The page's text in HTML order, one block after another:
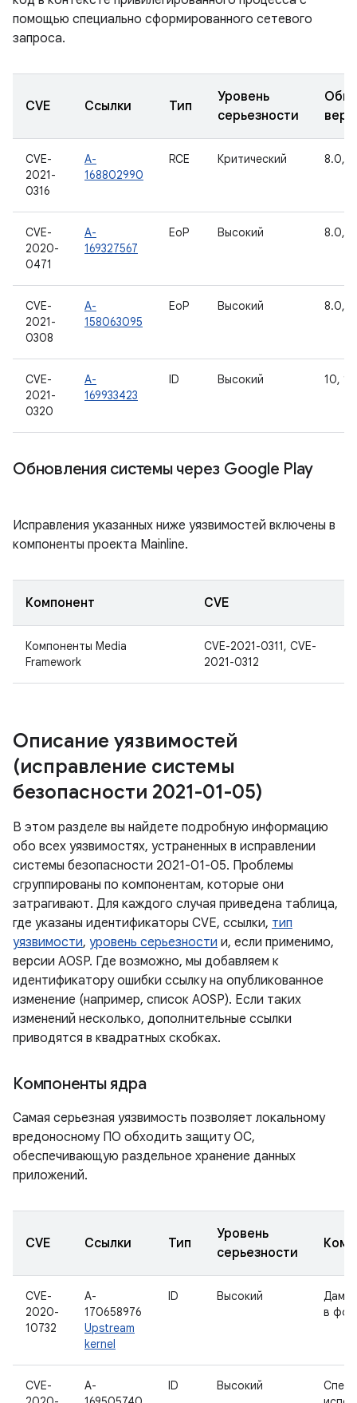
помощью специально сформированного сетевого
запроса.
CVE Ссылки Тип
Уровень
серьезности
CVE-
2021-
0316
A-
168802990
RCE Критический 8.0,
CVE-
2020-
0471
A-
169327567
EoP Высокий 8.0,
CVE-
2021-
0308
A-
158063095
EoP Высокий 8.0,
CVE-
2021-
0320
A-
169933423
ID Высокий 10, 11
Обновления системы через Google Play
Исправления указанных ниже уязвимостей включены в
компоненты проекта Mainline.
Компонент CVE
Компоненты Media
Framework
CVE-2021-0311, CVE-
2021-0312
Описание уязвимостей
(исправление системы
безопасности 2021-01-05)
В этом разделе вы найдете подробную информацию
обо всех уязвимостях, устраненных в исправлении
системы безопасности 2021-01-05. Проблемы
сгруппированы по компонентам, которые они
затрагивают. Для каждого случая приведена таблица,
где указаны идентификаторы CVE, ссылки, тип
уязвимости, уровень серьезности и, если применимо,
версии AOSP. Где возможно, мы добавляем к
идентификатору ошибки ссылку на опубликованное
изменение (например, список AOSP). Если таких
изменений несколько, дополнительные ссылки
приводятся в квадратных скобках.
Компоненты ядра
Самая серьезная уязвимость позволяет локальному
вредоносному ПО обходить защиту ОС,
обеспечивающую раздельное хранение данных
приложений.
CVE Ссылки Тип
Уровень
серьезности
CVE-
2020-
10732
A-
170658976
Upstream
kernel
ID Высокий
в
CVE-
A-
ID Высокий